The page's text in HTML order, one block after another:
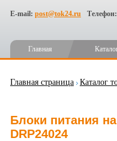
E-mail: post@tok24.ru Телефон:
Главная
Главная страница Каталог
Блоки питания
DRP24024